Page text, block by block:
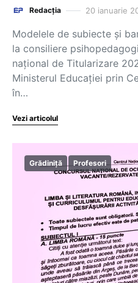
Redacția 20 ianuarie
Modelele de subiecte și
la consiliere
național de Titularizare
Ministerul Educației prin
în…
Vezi articolul
Grădiniță Profesori